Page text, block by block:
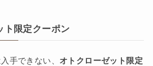
ト限定クーポン
手できない、 オトクローゼット限定